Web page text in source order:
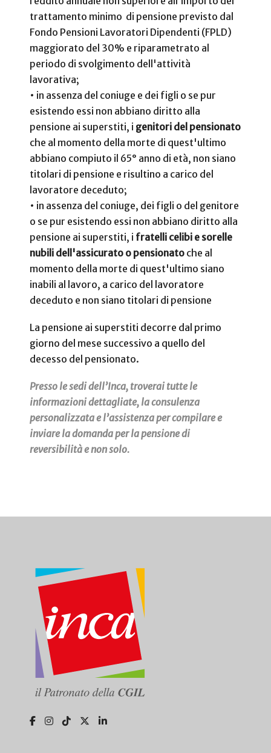
trattamento minimo di pensione previsto dal
Fondo Pensioni Lavoratori Dipendenti (FPLD)
maggiorato del 30% e riparametrato al
periodo di svolgimento dell'attività
lavorativa;
• in assenza del coniuge e dei figli o se pur
esistendo essi non abbiano diritto alla
pensione ai superstiti, i genitori del pensionato
che al momento della morte di quest'ultimo
abbiano compiuto il 65° anno di età, non siano
titolari di pensione e risultino a carico del
lavoratore deceduto;
• in assenza del coniuge, dei figli o del genitore
o se pur esistendo essi non abbiano diritto alla
pensione ai superstiti, i fratelli celibi e sorelle
nubili dell'assicurato o pensionato che al
momento della morte di quest'ultimo siano
inabili al lavoro, a carico del lavoratore
deceduto e non siano titolari di pensione
La pensione ai superstiti decorre dal primo
giorno del mese successivo a quello del
decesso del pensionato.
Presso le sedi dell’Inca, troverai tutte le
informazioni dettagliate, la consulenza
personalizzata e l’assistenza per compilare e
inviare la domanda per la pensione di
reversibilità e non solo.